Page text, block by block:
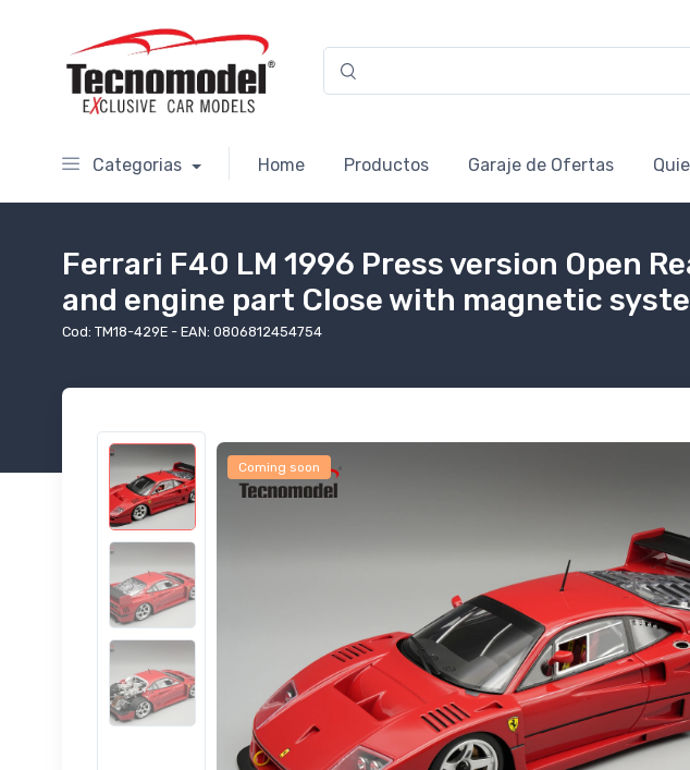
Categorias Home Productos Garaje de Ofertas
Ferrari F40 LM 1996 Press version Open
and engine part Close with magnetic
Cod: TM18-429E - EAN: 0806812454754
Coming soon